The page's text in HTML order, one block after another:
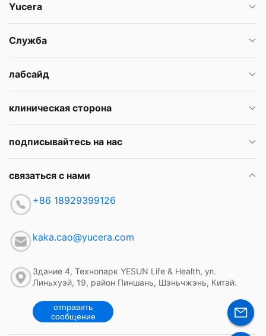
Yucera
Служба
лабсайд
клиническая сторона
подписывайтесь на нас
связаться с нами
+86 18929399126
kaka.cao@yucera.com
Здание 4, Технопарк YESUN Life & Health, ул.
Линьхуэй, 19, район Пиншань, Шэньчжэнь, Китай.
отправить
сообщение